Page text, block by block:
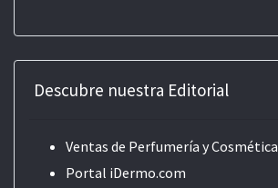
Descubre nuestra Editorial
Ventas de Perfumería y Cosmética
Portal iDermo.com